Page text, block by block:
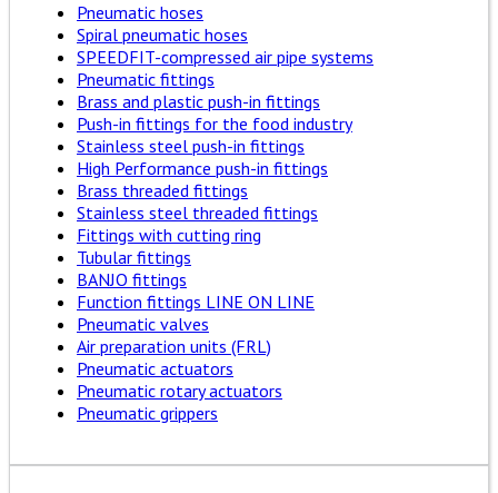
Pneumatic hoses
Spiral pneumatic hoses
SPEEDFIT-compressed air pipe systems
Pneumatic fittings
Brass and plastic push-in fittings
Push-in fittings for the food industry
Stainless steel push-in fittings
High Performance push-in fittings
Brass threaded fittings
Stainless steel threaded fittings
Fittings with cutting ring
Tubular fittings
BANJO fittings
Function fittings LINE ON LINE
Pneumatic valves
Air preparation units (FRL)
Pneumatic actuators
Pneumatic rotary actuators
Pneumatic grippers